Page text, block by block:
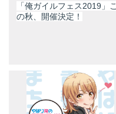
「俺ガイルフェス2019」こ
の秋、開催決定！